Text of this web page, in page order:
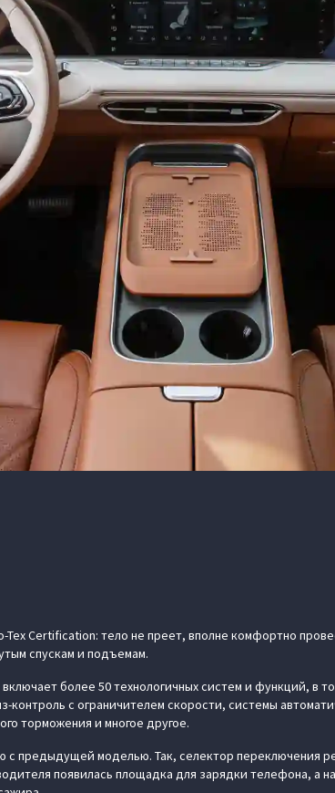
Certification: тело не преет, вполне комфортно
спускам и подъемам.
более 50 технологичных систем и функций, в
контроль с ограничителем скорости, системы
торможения и многое другое.
с предыдущей моделью. Так, селектор переключения
появилась площадка для зарядки телефона, а